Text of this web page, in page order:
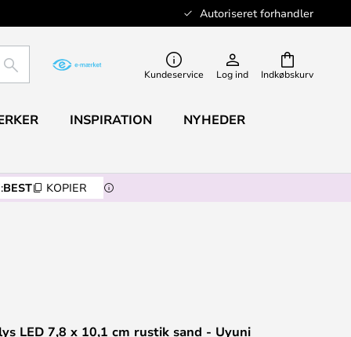
Autoriseret forhandler
Indkøbskurv
SØG Kundeservice Log ind
INSPIRATION NYHEDER
BEST KOPIER
LED 7,8 x 10,1 cm rustik sand - Uyuni